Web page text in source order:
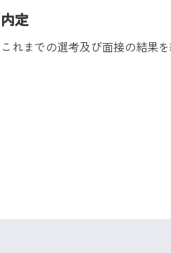
内定
これまでの選考及び面接の結果